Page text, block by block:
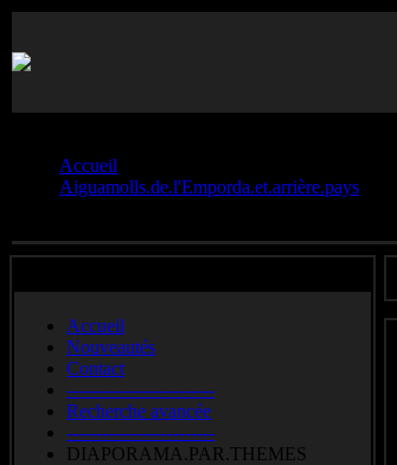
Accueil
Aiguamolls.de.l'Emporda.et.arrière.pays
Accueil
Nouveautés
Contact
-------------------------
Recherche avancée
-------------------------
DIAPORAMA.PAR.THEMES